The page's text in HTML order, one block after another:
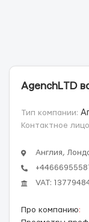
АgеnchLТD
Тип компании:
Контактное
Англия,
VAT:
Про компанию: